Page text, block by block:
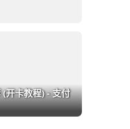
开卡教程) - 支付